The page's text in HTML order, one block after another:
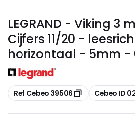
LEGRAND - Viking 3
Cijfers 11/20 -
horizontaal - 5mm -
Kopiëren
Ref Cebeo 39506 Kopiëren
Cebeo ID